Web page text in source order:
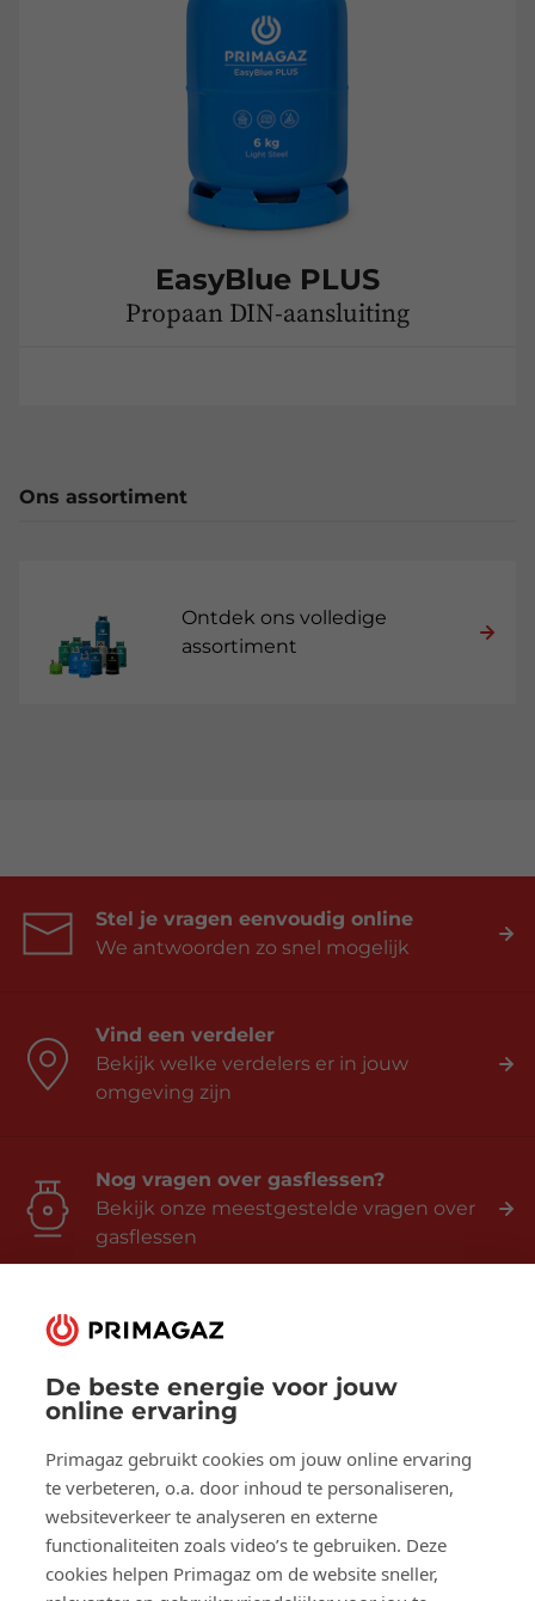
De beste energie voor jouw
online ervaring
Primagaz gebruikt cookies om jouw online ervaring
te verbeteren, o.a. door inhoud te personaliseren,
websiteverkeer te analyseren en externe
functionaliteiten zoals video’s te gebruiken. Deze
cookies helpen Primagaz om de website sneller,
EasyBlue PLUS
Propaan DIN-aansluiting
Ons assortiment
Ontdek ons volledige
assortiment
Stel je vragen eenvoudig online
We antwoorden zo snel mogelijk
Vind een verdeler
Bekijk welke verdelers er in jouw
omgeving zijn
Nog vragen over gasflessen?
Bekijk onze meestgestelde vragen over
gasflessen
Volg ons op:
LinkedIn
Over Primagaz
Hulp en advies